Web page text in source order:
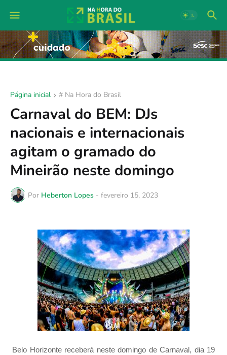
Página inicial # Na Hora do Brasil
Carnaval do BEM: DJs
nacionais e internacionais
agitam o gramado do
Mineirão neste domingo
Por Heberton Lopes - fevereiro 15, 2023
Belo Horizonte receberá neste domingo de Carnaval, dia 19